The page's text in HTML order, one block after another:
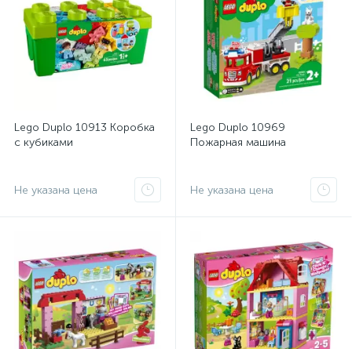
Lego Duplo 10913 Коробка
с кубиками
Не указана цена
Lego Duplo 10969
Пожарная машина
Не указана цена